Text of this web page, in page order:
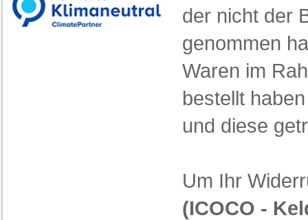
der nicht der
genommen
Waren im
bestellt haben
und diese
Um Ihr
(ICOCO -